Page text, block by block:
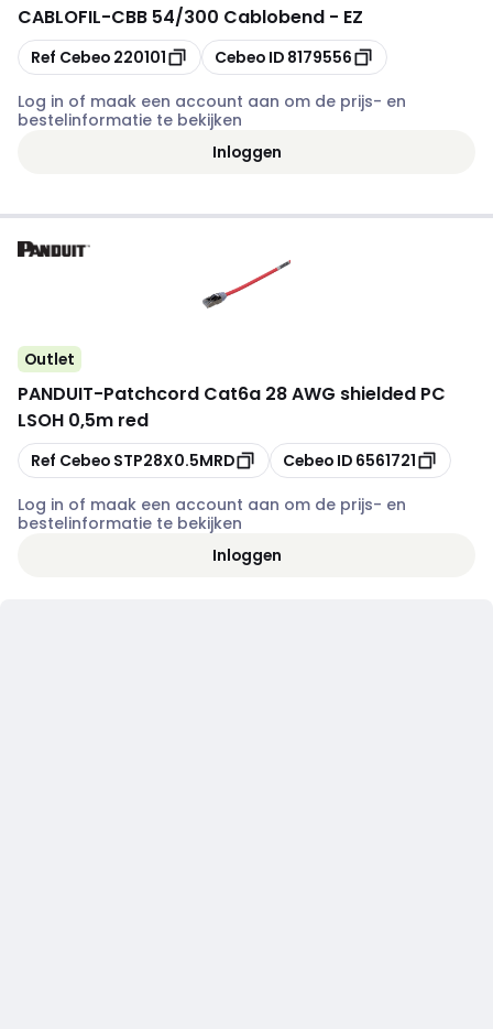
CABLOFIL-CBB 54/300 Cablobend - EZ
Kopiëren
Ref Cebeo 220101 Kopiëren
Cebeo ID 8179556
Log in of maak een account aan om de prijs- en
bestelinformatie te bekijken
Inloggen
Outlet
PANDUIT-Patchcord Cat6a 28 AWG shielded PC
LSOH 0,5m red
Kopiëren
Ref Cebeo STP28X0.5MRD Kopiëren
Cebeo ID 6561721
Log in of maak een account aan om de prijs- en
bestelinformatie te bekijken
Inloggen